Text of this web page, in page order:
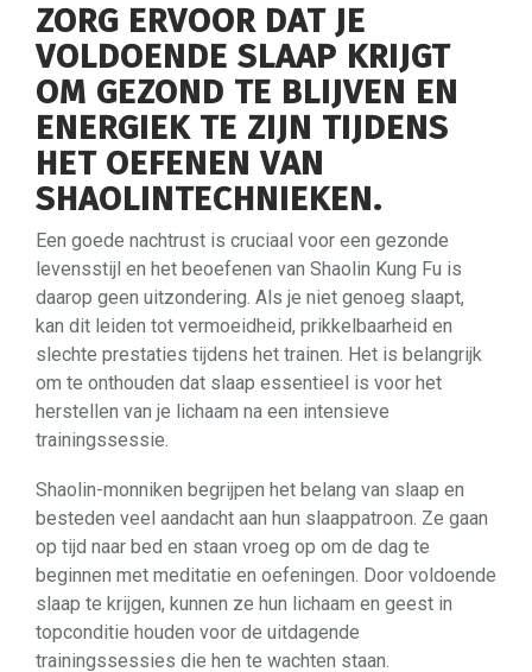
ZORG ERVOOR DAT JE
VOLDOENDE SLAAP KRIJGT
OM GEZOND TE BLIJVEN EN
ENERGIEK TE ZIJN TIJDENS
HET OEFENEN VAN
SHAOLINTECHNIEKEN.
Een goede nachtrust is cruciaal voor een gezonde
levensstijl en het beoefenen van Shaolin Kung Fu is
daarop geen uitzondering. Als je niet genoeg slaapt,
kan dit leiden tot vermoeidheid, prikkelbaarheid en
slechte prestaties tijdens het trainen. Het is belangrijk
om te onthouden dat slaap essentieel is voor het
herstellen van je lichaam na een intensieve
trainingssessie.
Shaolin-monniken begrijpen het belang van slaap en
besteden veel aandacht aan hun slaappatroon. Ze gaan
op tijd naar bed en staan vroeg op om de dag te
beginnen met meditatie en oefeningen. Door voldoende
slaap te krijgen, kunnen ze hun lichaam en geest in
topconditie houden voor de uitdagende
trainingssessies die hen te wachten staan.